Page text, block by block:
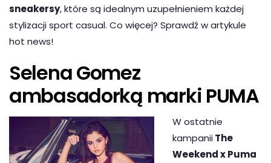
sneakersy, które są idealnym uzupełnieniem każdej
stylizacji sport casual. Co więcej? Sprawdź w artykule
hot news!
Selena Gomez
ambasadorką marki PUMA
W ostatnie
kampaniiThe
Weekend x Puma